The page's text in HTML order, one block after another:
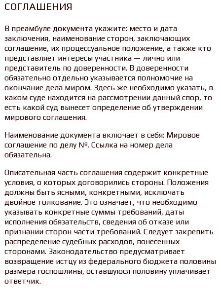
СОГЛАШЕНИЯ
В преамбуле документа укажите: место и дата
заключения, наименование сторон, заключающих
соглашение, их процессуальное положение, а также кто
представляет интересы участника — лично или
представитель по доверенности. В доверенности
обязательно отдельно указывается полномочие на
окончание дела миром. Здесь же необходимо указать, в
каком суде находится на рассмотрении данный спор, то
есть какой суд вынесет определение об утверждении
мирового соглашения.
Наименование документа включает в себя: Мировое
соглашение по делу №. Ссылка на номер дела
обязательна.
Описательная часть соглашения содержит конкретные
условия, о которых договорились стороны. Положения
должны быть ясными, конкретными, исключать
двойное толкование. Это означает, что необходимо
указывать конкретные суммы требований, даты
исполнения обязательств, сведения об отказе или
признании сторон части требований. Следует закрепить
распределение судебных расходов, понесённых
сторонами. Законодательство предусматривает
возвращение истцу из федерального бюджета половины
размера госпошлины, оставшуюся половину уплачивает
ответчик.